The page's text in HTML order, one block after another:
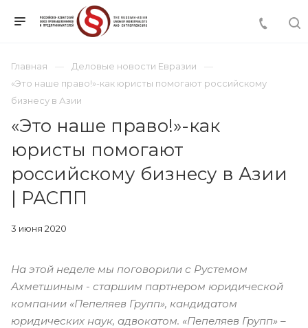
Главная
Деловые новости Евразии
«Это наше право!»-как юристы помогают российскому
бизнесу в Азии
«Это наше право!»-как
юристы помогают
российскому бизнесу в Азии
| РАСПП
3 июня 2020
На этой неделе мы поговорили с Рустемом
Ахметшиным - старшим партнером юридической
компании «Пепеляев Групп», кандидатом
юридических наук, адвокатом. «Пепеляев Групп» –